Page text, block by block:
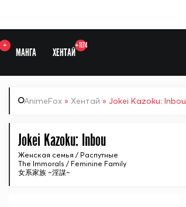
+
МАНГА ХЕНТАЙ
+1174
AnimeFox » Хентай » Jokei Kazoku: Inbou
Jokei Kazoku: Inbou
Женская семья / Распутные
The Immorals / Feminine Family
女系家族 ~淫謀~